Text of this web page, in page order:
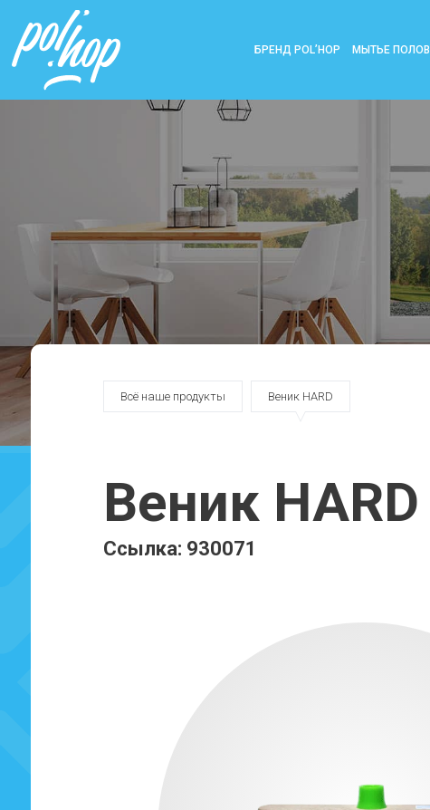
БРЕНД POL’HOP МЫТЬЕ ПОЛОВ
Всё наше продукты Веник HARD
Веник HARD
Ссылка: 930071